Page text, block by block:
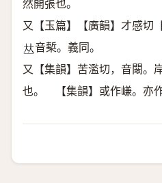
然開張也。
又【玉篇】【廣韻】才感切
𠀤音槧。義同。
又【集韻】苦濫切，音闞。
也。 【集韻】或作嵰。亦作